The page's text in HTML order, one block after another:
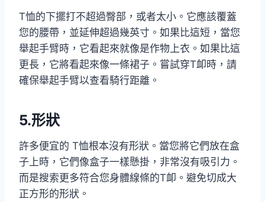
T恤的下擺打不超過臀部，或者太小。它應該覆蓋
您的腰帶，並延伸超過幾英寸。如果比這短，當您
舉起手臂時，它看起來就像是作物上衣。如果比這
更長，它將看起來像一條裙子。嘗試穿T卹時，請
確保舉起手臂以查看騎行距離。
5.形狀
許多便宜的 T恤根本沒有形狀。當您將它們放在盒
子上時，它們像盒子一樣懸掛，非常沒有吸引力。
而是搜索更多符合您身體線條的T卹。避免切成大
正方形的形狀。